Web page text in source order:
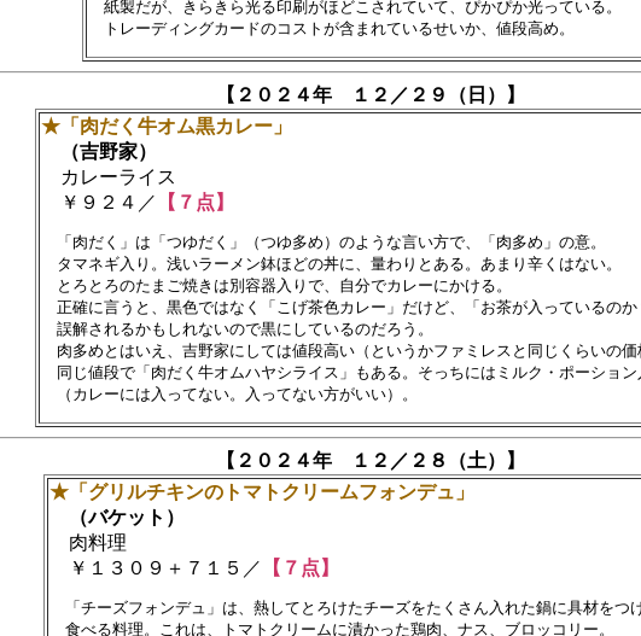
紙製だが、きらきら光る印刷がほどこされていて、ぴかぴか光っている。
【２０２４年 １２／２９（日）】
★「肉だく牛オム黒カレー」
（吉野家）
カレーライス
￥９２４／
【７点】
「肉だく」は「つゆだく」（つゆ多め）のような言い方で、「肉多め」の意。
タマネギ入り。浅いラーメン鉢ほどの丼に、量わりとある。あまり辛くはない。
とろとろのたまご焼きは別容器入りで、自分でカレーにかける。
正確に言うと、黒色ではなく「こげ茶色カレー」だけど、「お茶が入っているの
誤解されるかもしれないので黒にしているのだろう。
肉多めとはいえ、吉野家にしては値段高い（というかファミレスと同じくらいの価
同じ値段で「肉だく牛オムハヤシライス」もある。そっちにはミルク・ポーション
【２０２４年 １２／２８（土）】
★「グリルチキンのトマトクリームフォンデュ」
（バケット）
肉料理
￥１３０９＋７１５／ 【７点】
「チーズフォンデュ」は、熱してとろけたチーズをたくさん入れた鍋に具材をつ
食べる料理。これは、トマトクリームに漬かった鶏肉、ナス、ブロッコリー。